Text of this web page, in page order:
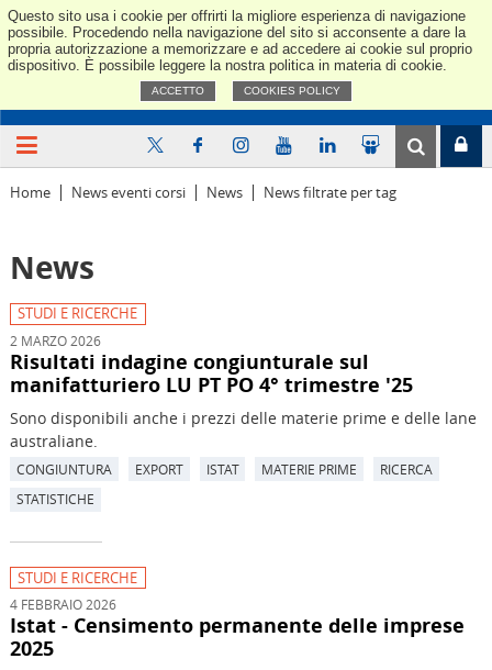
Questo sito usa i cookie per offrirti la migliore esperienza di navigazione
possibile. Procedendo nella navigazione del sito si acconsente a dare la
propria autorizzazione a memorizzare e ad accedere ai cookie sul proprio
dispositivo. È possibile leggere la nostra politica in materia di cookie.
ACCETTO COOKIES POLICY
Home News eventi corsi News News filtrate per tag
News
STUDI E RICERCHE
2 MARZO 2026
Risultati indagine congiunturale sul
manifatturiero LU PT PO 4° trimestre '25
Sono disponibili anche i prezzi delle materie prime e delle lane
australiane.
CONGIUNTURA EXPORT ISTAT MATERIE PRIME
RICERCA
STATISTICHE
STUDI E RICERCHE
4 FEBBRAIO 2026
Istat - Censimento permanente delle imprese
2025